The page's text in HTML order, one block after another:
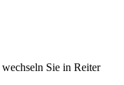
Sie in Reiter